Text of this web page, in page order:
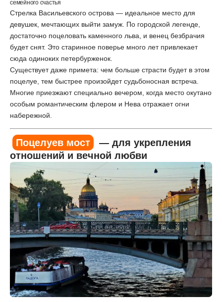
семейного счастья
Стрелка Васильевского острова — идеальное место для
девушек, мечтающих выйти замуж. По городской легенде,
достаточно поцеловать каменного льва, и венец безбрачия
будет снят. Это старинное поверье много лет привлекает
сюда одиноких петербурженок.
Существует даже примета: чем больше страсти будет в этом
поцелуе, тем быстрее произойдет судьбоносная встреча.
Многие приезжают специально вечером, когда место окутано
особым романтическим флером и Нева отражает огни
набережной.
Поцелуев мост
— для укрепления
отношений и вечной любви